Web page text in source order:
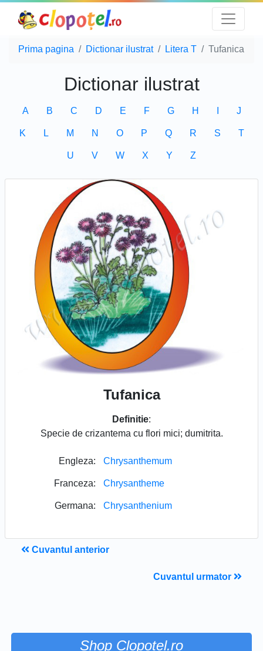
Prima pagina Dictionar ilustrat Litera T Tufanica
Dictionar ilustrat
A B C D E F G H J
K L M N O P Q R S T
U V W X Y Z
Tufanica
Definitie:
Specie de crizantema cu flori mici; dumitrita.
Engleza: Chrysanthemum
Franceza: Chrysantheme
Germana: Chrysanthenium
Cuvantul anterior
Cuvantul urmator
Shop Clopotel.ro